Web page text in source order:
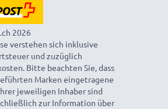
2026
verstehen sich inklusive
und zuzüglich
Bitte beachten Sie, dass
Marken eingetragene
jeweiligen Inhaber sind
zur Information über